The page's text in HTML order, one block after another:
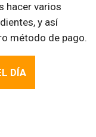
hacer varios
y así
método de pago.
DÍA